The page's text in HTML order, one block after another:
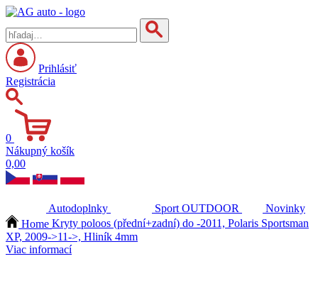
Prihlásiť
Registrácia
0
Nákupný košík
0,00
Autodoplnky Sport OUTDOOR
Novinky
Home Kryty poloos (přední+zadní) do -2011, Polaris Sportsman
XP, 2009->11->, Hliník 4mm
Viac informací